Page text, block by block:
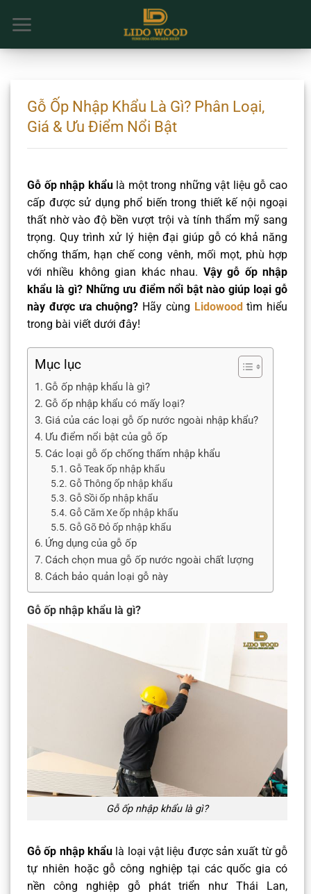
đến
Gỗ Ốp Nhập Khẩu Là Gì? Phân Loại,
Giá & Ưu Điểm Nổi Bật
Gỗ ốp nhập khẩulà một trong những vật liệu gỗ cao
cấp được sử dụng phổ biến trong thiết kế nội ngoại
thất nhờ vào độ bền vượt trội và tính thẩm mỹ sang
trọng. Quy trình xử lý hiện đại giúp gỗ có khả năng
chống thấm, hạn chế cong vênh, mối mọt, phù hợp
với nhiều không gian khác nhau. Vậy gỗ ốp nhập
khẩu là gì? Những ưu điểm nổi bật nào giúp loại gỗ
này được ưa chuộng? Hãy cùng Lidowoodtìm hiểu
trong bài viết dưới đây!
Mục lục
Gỗ ốp nhập khẩu là gì?
Gỗ ốp nhập khẩu có mấy loại?
Giá của các loại gỗ ốp nước ngoài nhập khẩu?
Ưu điểm nổi bật của gỗ ốp
Các loại gỗ ốp chống thấm nhập khẩu
Gỗ Teak ốp nhập khẩu
Gỗ Thông ốp nhập khẩu
Gỗ Sồi ốp nhập khẩu
Gỗ Căm Xe ốp nhập khẩu
Gỗ Gõ Đỏ ốp nhập khẩu
Ứng dụng của gỗ ốp
Cách chọn mua gỗ ốp nước ngoài chất lượng
Cách bảo quản loại gỗ này
Gỗ ốp nhập khẩu là gì?
Gỗ ốp nhập khẩu là gì?
Gỗ ốp nhập khẩu là loại vật liệu được sản xuất từ gỗ
tự nhiên hoặc gỗ công nghiệp tại các quốc gia có
nền công nghiệp gỗ phát triển như Thái Lan,